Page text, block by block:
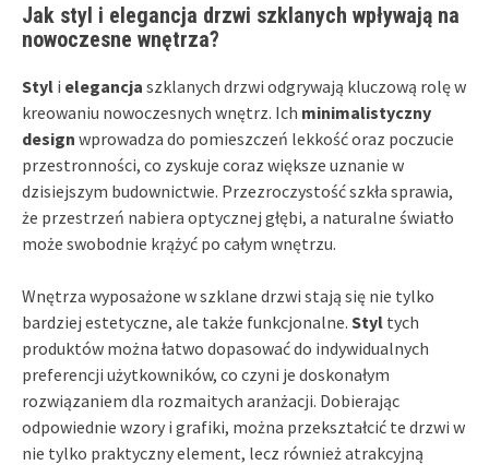
Jak styl i elegancja drzwi szklanych wpływają na
nowoczesne wnętrza?
Styl i elegancja szklanych drzwi odgrywają kluczową rolę w
kreowaniu nowoczesnych wnętrz. Ich minimalistyczny
design wprowadza do pomieszczeń lekkość oraz poczucie
przestronności, co zyskuje coraz większe uznanie w
dzisiejszym budownictwie. Przezroczystość szkła sprawia,
że przestrzeń nabiera optycznej głębi, a naturalne światło
może swobodnie krążyć po całym wnętrzu.
Wnętrza wyposażone w szklane drzwi stają się nie tylko
bardziej estetyczne, ale także funkcjonalne. Styl tych
produktów można łatwo dopasować do indywidualnych
preferencji użytkowników, co czyni je doskonałym
rozwiązaniem dla rozmaitych aranżacji. Dobierając
odpowiednie wzory i grafiki, można przekształcić te drzwi w
nie tylko praktyczny element, lecz również atrakcyjną